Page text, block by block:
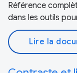
Référence
dans les outils
Lire la